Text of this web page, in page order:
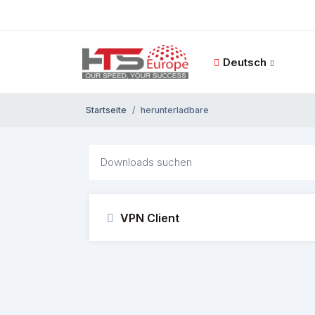
Deutsch
Startseite herunterladbare
VPN Client